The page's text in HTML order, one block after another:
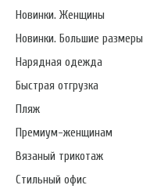
Новинки. Женщины
Новинки. Большие размеры
Нарядная одежда
Быстрая отгрузка
Пляж
Премиум-женщинам
Вязаный трикотаж
Стильный офис